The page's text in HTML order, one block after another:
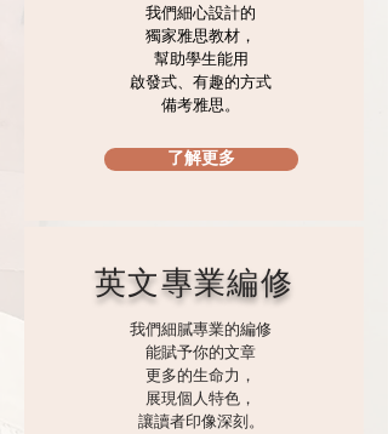
我們細心設計的
獨家雅思教材，
幫助學生能用
啟發式、​有趣的方式
備考雅思。
了解更多
英文專業編修
我們細膩專業的編修
能賦予你的文章
更多的生命力，
​展現個人特色，
​讓讀者印像深刻。